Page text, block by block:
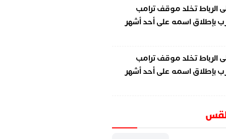
الرباط تخلد موقف ترامب
بإطلاق اسمه على أحد أشهر
الرباط تخلد موقف ترامب
بإطلاق اسمه على أحد أشهر